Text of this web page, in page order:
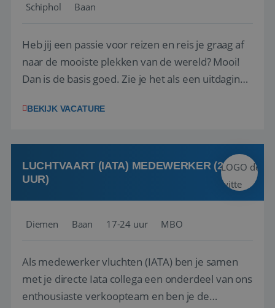
Schiphol Baan
Heb jij een passie voor reizen en reis je graag af
naar de mooiste plekken van de wereld? Mooi!
Dan is de basis goed. Zie je het als een uitdaging
het samenstellen en boeken van de perfecte
deze onderdelen zijn nu samen gevoegd...
BEKIJK VACATURE
LUCHTVAART (IATA) MEDEWERKER (24-32
UUR)
Diemen Baan 17-24 uur MBO
Als medewerker vluchten (IATA) ben je samen
met je directe Iata collega een onderdeel van ons
enthousiaste verkoopteam en ben je de